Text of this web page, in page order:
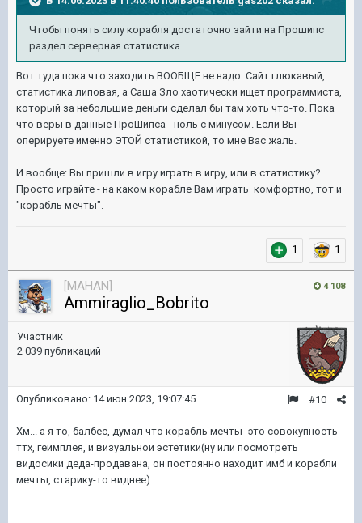
Чтобы понять силу корабля достаточно зайти на Прошипс
раздел серверная статистика.
Вот туда пока что заходить ВООБЩЕ не надо. Сайт глюкавый,
статистика липовая, а Саша Зло хаотически ищет программиста,
который за небольшие деньги сделал бы там хоть что-то. Пока
что веры в данные ПроШипса - ноль с минусом. Если Вы
оперируете именно ЭТОЙ статистикой, то мне Вас жаль.
И вообще: Вы пришли в игру играть в игру, или в статистику?
Просто играйте - на каком корабле Вам играть комфортно, тот и
"корабль мечты".
1 1
4 108
[MAHAN]
Ammiraglio_Bobrito
Участник
2 039 публикаций
#10
Опубликовано: 14 июн 2023, 19:07:45
Хм... а я то, балбес, думал что корабль мечты- это совокупность
ттх, геймплея, и визуальной эстетики(ну или посмотреть
видосики деда-продавана, он постоянно находит имб и корабли
мечты, старику-то виднее)